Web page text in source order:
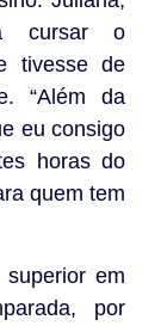
cursar o
tivesse de
“Além da
eu consigo
horas do
quem tem
em
por